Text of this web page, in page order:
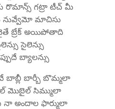
రొమాన్స్ గట్రా టీచ్ మీ
మాచిసు
బ్రేక్ అయిపోతాది
సైలెన్సు
బ్యాలన్సు
బాబ్లీ బార్బీ బొమ్మలా
మొబైల్ సిమ్ములా
నా అందాల ఫార్ములా